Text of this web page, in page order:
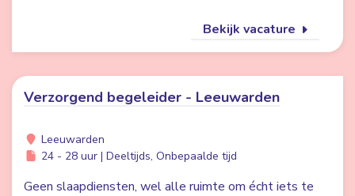
Bekijk vacature
Verzorgend begeleider - Leeuwarden
Leeuwarden
24 - 28 uur | Deeltijds, Onbepaalde tijd
Geen slaapdiensten, wel alle ruimte om écht iets te